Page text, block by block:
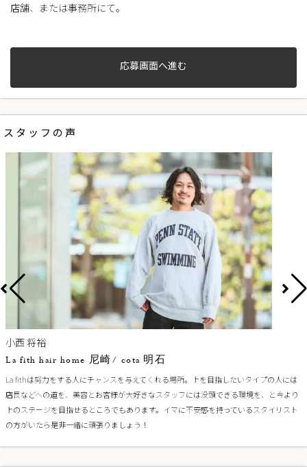
店舗、または事務所にて。
応募画面へ進む
スタッフの声
小西 将裕
La fith hair home 尼崎/ cota 明石
La fithは努力をする人にチャンスを与えてくれる場所。上を目指したいタイプの人には
店長などへの道を、美容とお客様が大好きなスタッフには没頭できる環境を、と今より
上のステージを目指せるところでもあります。イマに不安感を持っているスタイリスト
の方がいたら是非一緒に頑張りましょう！